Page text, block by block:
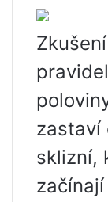
zastaví
sklizní,